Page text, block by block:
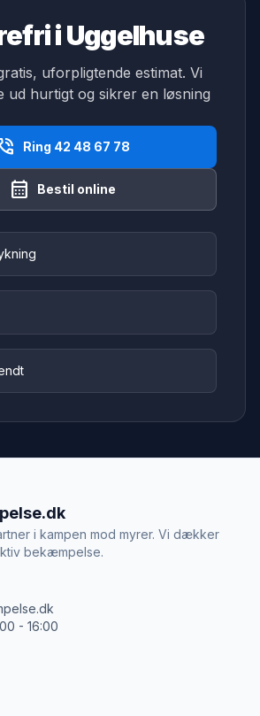
i Uggelhuse
uforpligtende estimat. Vi
ud hurtigt og sikrer en løsning
Ring 42 48 67 78
calendar_month Bestil online
i kampen mod myrer. Vi dækker
bekæmpelse.
- 16:00